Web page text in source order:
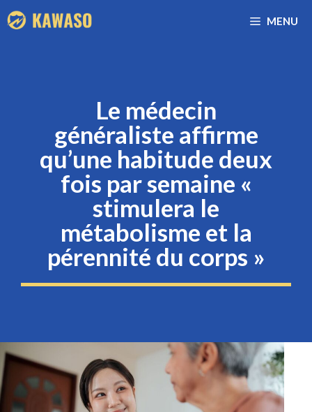
Aller
au
MENU
Le médecin
généraliste affirme
qu’une habitude deux
fois par semaine «
stimulera le
métabolisme et la
pérennité du corps »